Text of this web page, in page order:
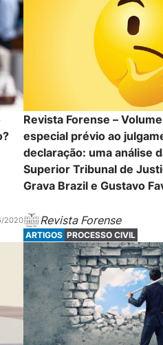
2020
Revista Forense –
especial prévio ao
declaração: uma análise
Superior Tribunal de
Grava Brazil e Gustavo
Revista Forense
ARTIGOS PROCESSO CIVIL